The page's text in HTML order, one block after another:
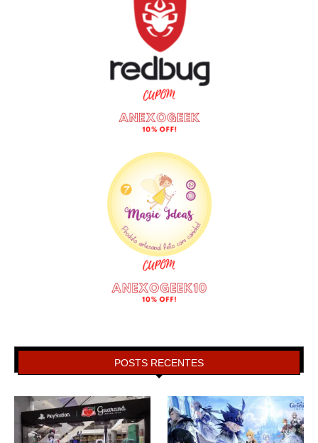
POSTS RECENTES